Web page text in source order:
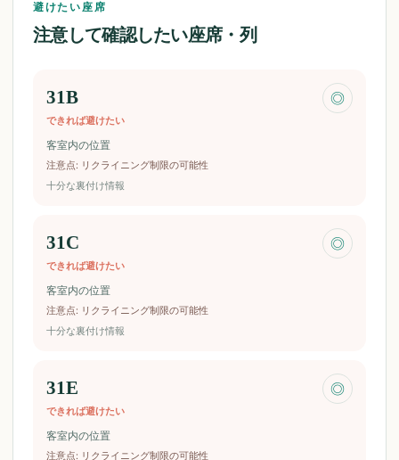
避けたい座席
注意して確認したい座席・列
31B
できれば避けたい
◎
客室内の位置
注意点: リクライニング制限の可能性
十分な裏付け情報
31C
できれば避けたい
◎
客室内の位置
注意点: リクライニング制限の可能性
十分な裏付け情報
31E
できれば避けたい
◎
客室内の位置
注意点: リクライニング制限の可能性